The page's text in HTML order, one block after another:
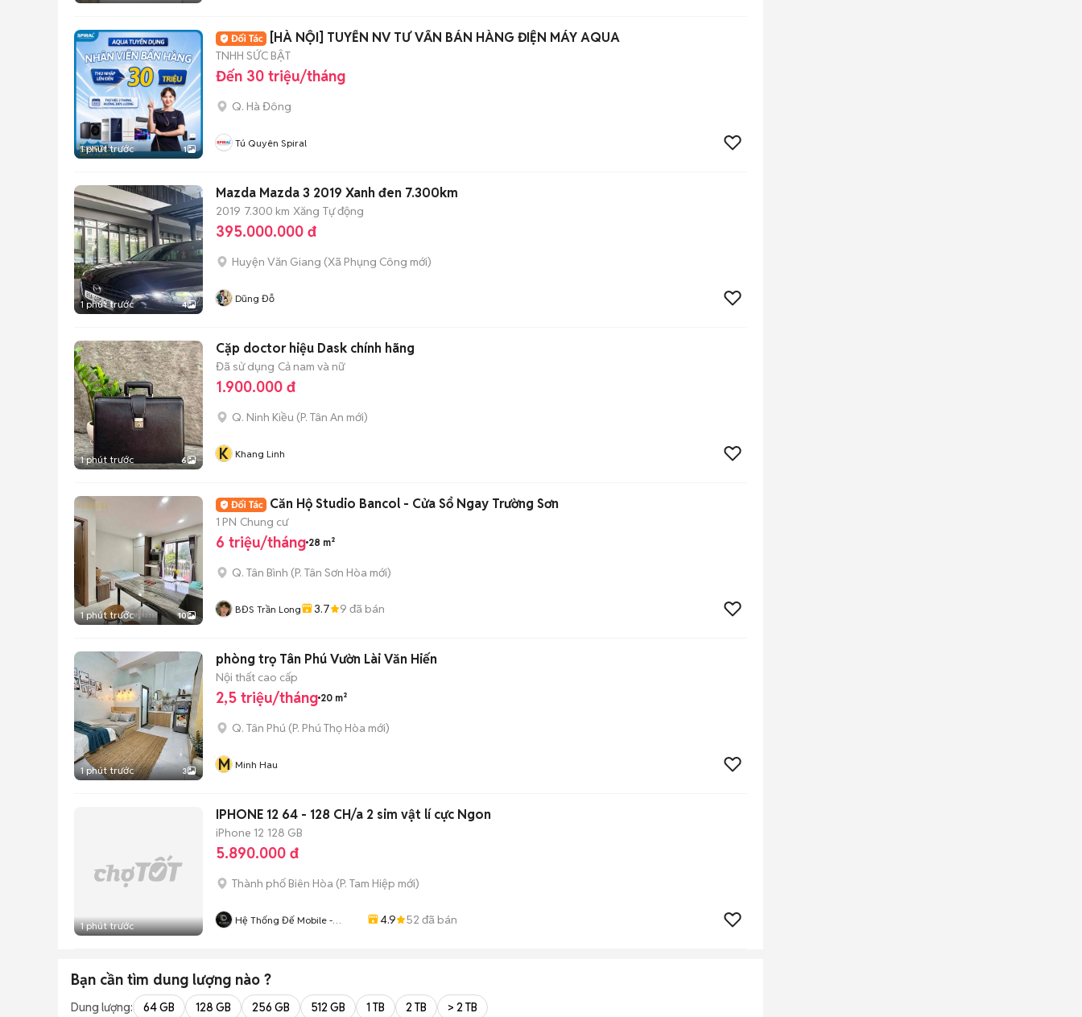
1 phút trước 1
[HÀ NỘI] TUYỂN NV TƯ VẤN BÁN HÀNG ĐIỆN MÁY AQUA
TNHH SỨC BẬT
Đến 30 triệu/tháng
Q. Hà Đông
Tú Quyên Spiral
1 phút trước 4
Mazda Mazda 3 2019 Xanh đen 7.300km
2019 7.300 km Xăng Tự động
395.000.000 đ
Huyện Văn Giang (Xã Phụng Công mới)
Dũng Đỗ
1 phút trước 6
Cặp doctor hiệu Dask chính hãng
Đã sử dụng Cả nam và nữ
1.900.000 đ
Q. Ninh Kiều (P. Tân An mới)
K Khang Linh
1 phút trước 10
Căn Hộ Studio Bancol - Cửa Sổ Ngay Trường Sơn
1 PN Chung cư
6 triệu/tháng 28 m²
Q. Tân Bình (P. Tân Sơn Hòa mới)
BĐS Trần Long 3.7 9 đã bán
1 phút trước 3
phòng trọ Tân Phú Vườn Lài Văn Hiến
Nội thất cao cấp
2,5 triệu/tháng 20 m²
Q. Tân Phú (P. Phú Thọ Hòa mới)
M Minh Hau
1 phút trước
IPHONE 12 64 - 128 CH/a 2 sim vật lí cực Ngon
iPhone 12 128 GB
5.890.000 đ
Thành phố Biên Hòa (P. Tam Hiệp mới)
Hệ Thống Đế Mobile -
4.9 52 đã bán
Bạn cần tìm dung lượng nào ?
Dung lượng: 64 GB 128 GB 256 GB 512 GB 1 TB 2 TB > 2 TB